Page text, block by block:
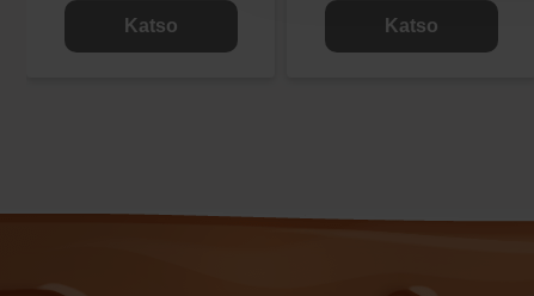
Katso Katso